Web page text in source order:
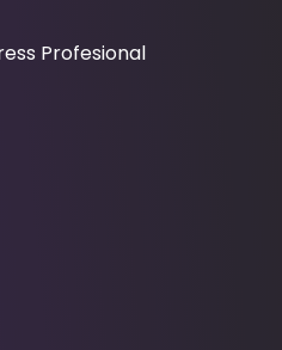
Profesional